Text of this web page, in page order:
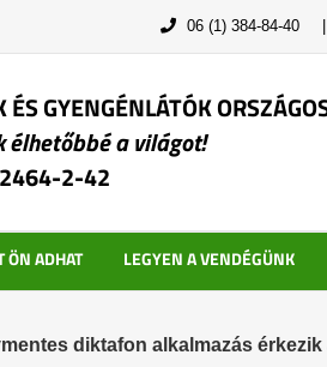
06 (1) 384-84-40
GYENGÉNLÁTÓK
a világot!
2-42
ÖN ADHAT LEGYEN A VENDÉGÜNK
diktafon alkalmazás érkezik